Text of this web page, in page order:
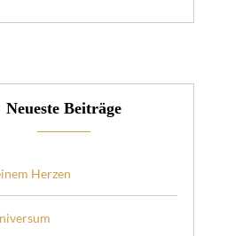
Neueste Beiträge
Herzen